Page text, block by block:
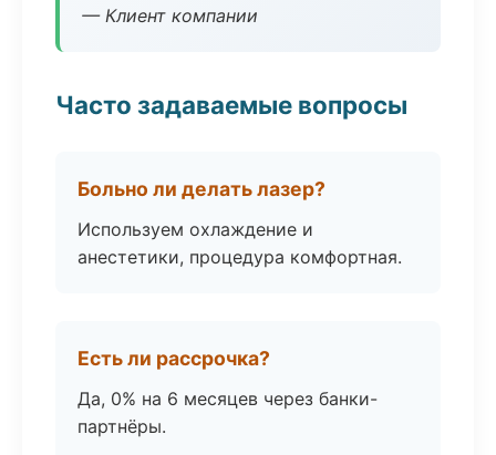
— Клиент компании
Часто задаваемые вопросы
Больно ли делать лазер?
Используем охлаждение и
анестетики, процедура комфортная.
Есть ли рассрочка?
Да, 0% на 6 месяцев через банки-
партнёры.